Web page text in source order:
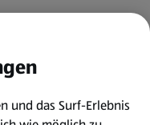
und das Surf-Erlebnis